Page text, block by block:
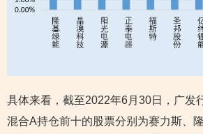
具体来看，截至2022年6月30日，广发
混合A持仓前十的股票分别为赛力斯、